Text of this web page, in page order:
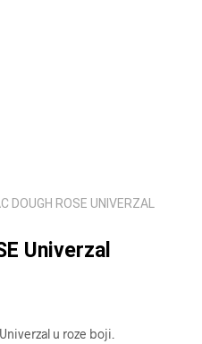
DOUGH ROSE UNIVERZAL
Univerzal
u roze boji.